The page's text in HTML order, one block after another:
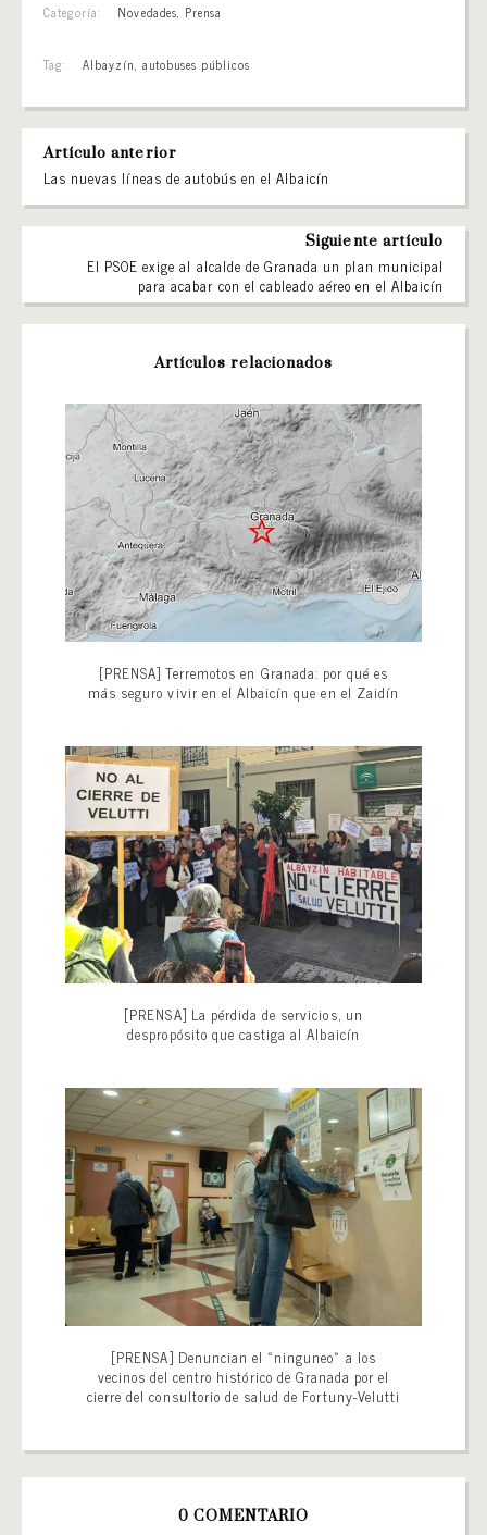
Categoría: Novedades, Prensa
Tag: Albayzín, autobuses públicos
Artículo anterior
Las nuevas líneas de autobús en el Albaicín
Siguiente artículo
El PSOE exige al alcalde de Granada un plan municipal
para acabar con el cableado aéreo en el Albaicín
Artículos relacionados
[PRENSA] Terremotos en Granada: por qué es
más seguro vivir en el Albaicín que en el Zaidín
[PRENSA] La pérdida de servicios, un
despropósito que castiga al Albaicín
[PRENSA] Denuncian el «ninguneo» a los
vecinos del centro histórico de Granada por el
cierre del consultorio de salud de Fortuny-Velutti
0 COMENTARIO